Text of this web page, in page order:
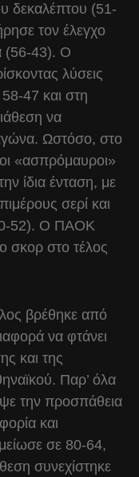
δεκαλέπτου (51-
τον έλεγχο
(56-43). Ο
λύσεις
47 και στη
να
Ωστόσο, στο
«ασπρόμαυροι»
ίδια ένταση, με
σερί και
52). Ο ΠΑΟΚ
σκορ στο τέλος
βρέθηκε από
να φτάνει
και της
Παρ’ όλα
την προσπάθεια
και
σε 80-64,
συνεχίστηκε